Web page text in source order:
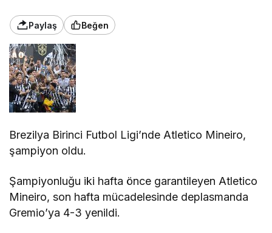
Paylaş Beğen
Brezilya Birinci Futbol Ligi’nde Atletico Mineiro,
şampiyon oldu.
Şampiyonluğu iki hafta önce garantileyen Atletico
Mineiro, son hafta mücadelesinde deplasmanda
Gremio’ya 4-3 yenildi.